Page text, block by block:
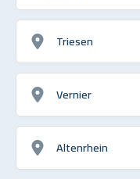
Triesen
Vernier
Altenrhein